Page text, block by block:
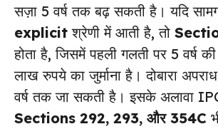
सज़ा 5 वर्ष तक बढ़ सकती है। यदि
explicit श्रेणी में आती है, तो
होता है, जिसमें पहली गलती पर 5 वर्ष
लाख रुपये का जुर्माना है। दोबारा
वर्ष तक जा सकती है। इसके अलावा
Sections 292, 293, और 354C